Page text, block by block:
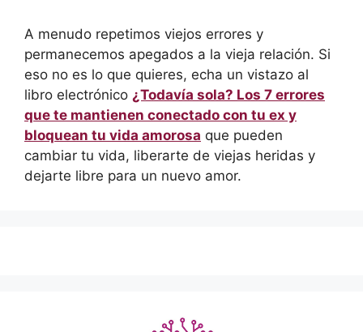
A menudo repetimos viejos errores y
permanecemos apegados a la vieja relación. Si
eso no es lo que quieres, echa un vistazo al
libro electrónico ¿Todavía sola? Los 7 errores
que te mantienen conectado con tu ex y
bloquean tu vida amorosa que pueden
cambiar tu vida, liberarte de viejas heridas y
dejarte libre para un nuevo amor.